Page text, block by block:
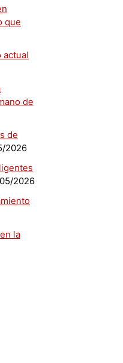
que
actual
de
de
2026
2026
la